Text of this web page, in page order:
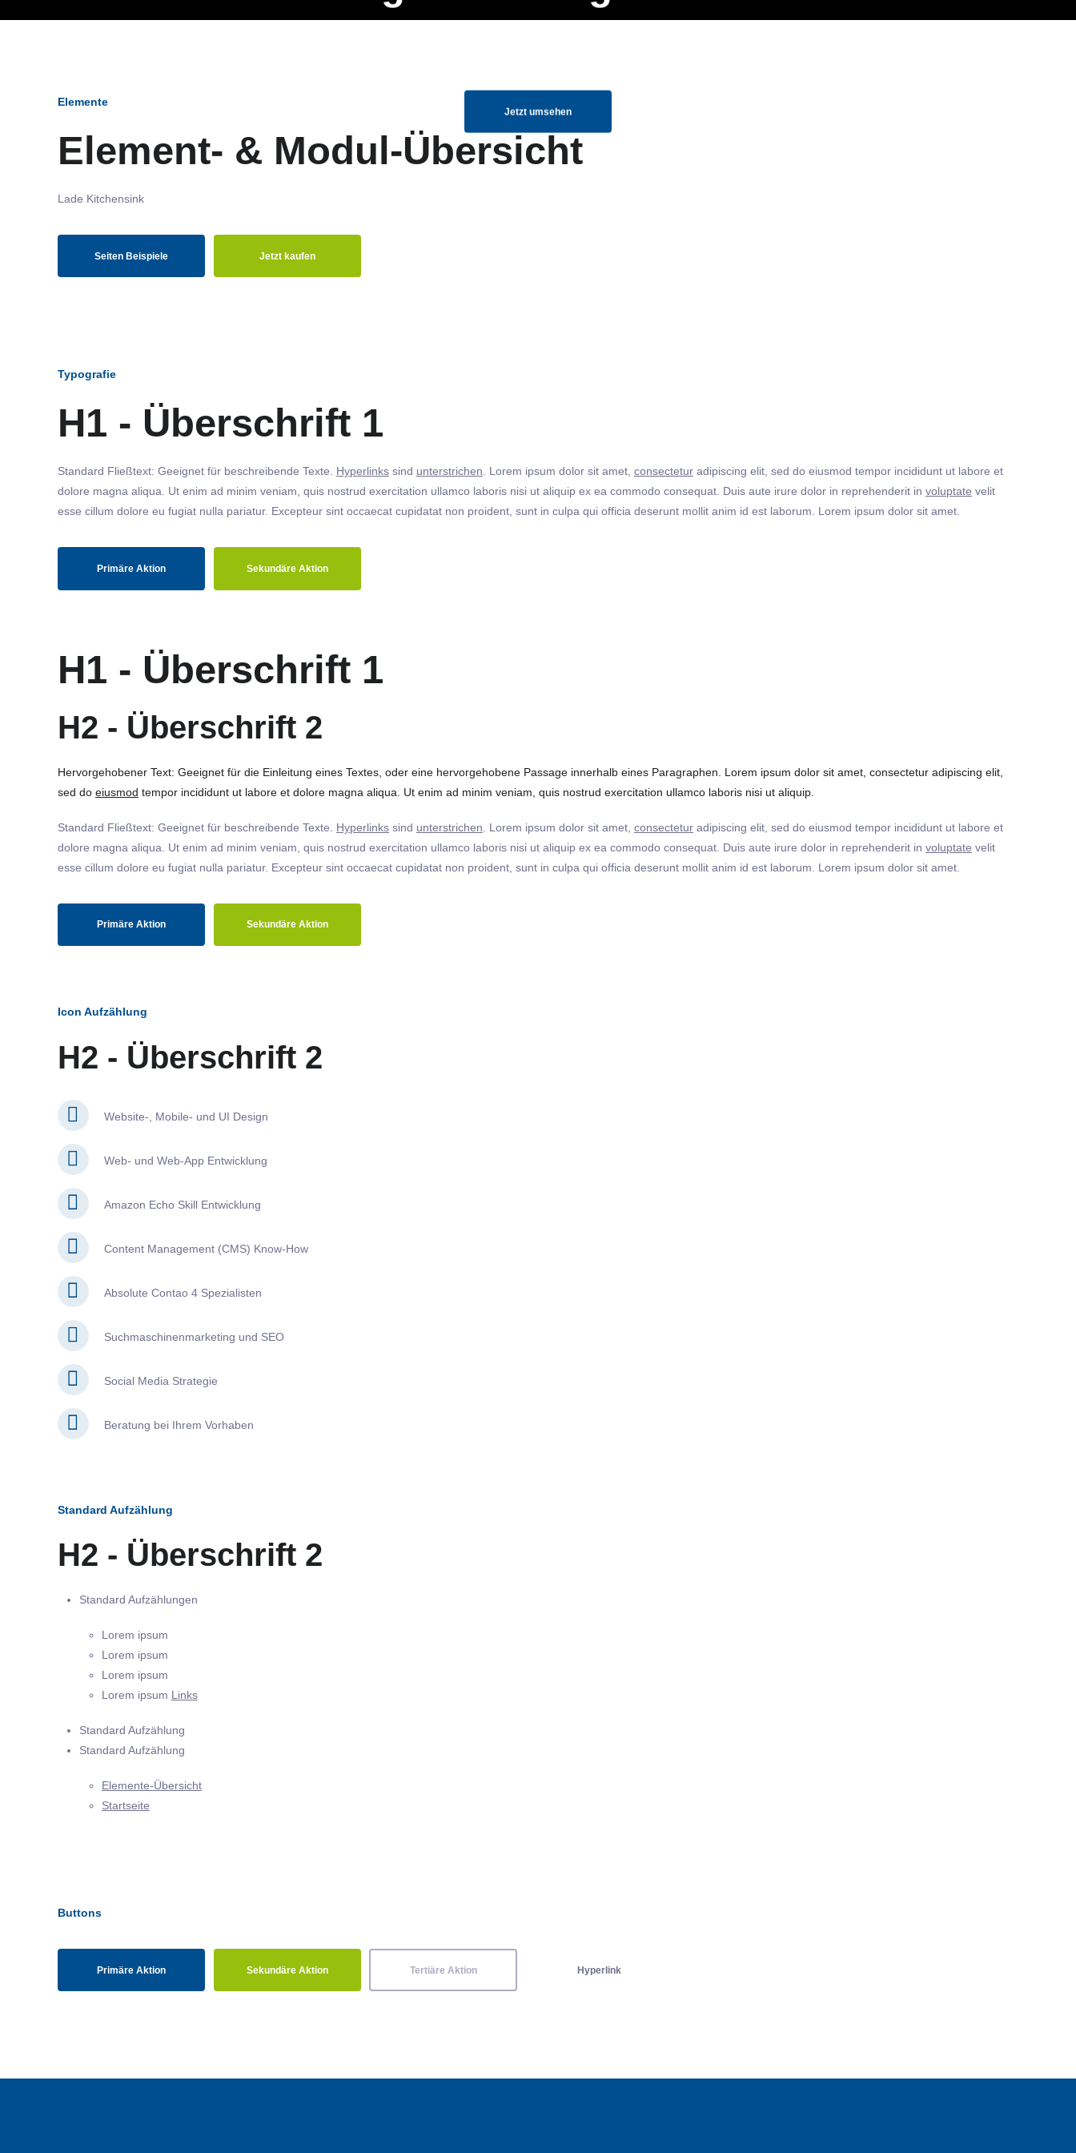
Jetzt umsehen
Elemente
Element- & Modul-Übersicht
Lade Kitchensink
Seiten Beispiele Jetzt kaufen
Typografie
H1 - Überschrift 1
Standard Fließtext: Geeignet für beschreibende Texte. Hyperlinks sind unterstrichen. Lorem ipsum dolor sit amet, consectetur adipiscing elit, sed do eiusmod tempor incididunt ut labore et
dolore magna aliqua. Ut enim ad minim veniam, quis nostrud exercitation ullamco laboris nisi ut aliquip ex ea commodo consequat. Duis aute irure dolor in reprehenderit in voluptate velit
esse cillum dolore eu fugiat nulla pariatur. Excepteur sint occaecat cupidatat non proident, sunt in culpa qui officia deserunt mollit anim id est laborum. Lorem ipsum dolor sit amet.
Primäre Aktion Sekundäre Aktion
H1 - Überschrift 1
H2 - Überschrift 2
Hervorgehobener Text: Geeignet für die Einleitung eines Textes, oder eine hervorgehobene Passage innerhalb eines Paragraphen. Lorem ipsum dolor sit amet, consectetur adipiscing elit,
sed do eiusmod tempor incididunt ut labore et dolore magna aliqua. Ut enim ad minim veniam, quis nostrud exercitation ullamco laboris nisi ut aliquip.
Standard Fließtext: Geeignet für beschreibende Texte. Hyperlinks sind unterstrichen . Lorem ipsum dolor sit amet, consectetur adipiscing elit, sed do eiusmod tempor incididunt ut labore et
dolore magna aliqua. Ut enim ad minim veniam, quis nostrud exercitation ullamco laboris nisi ut aliquip ex ea commodo consequat. Duis aute irure dolor in reprehenderit in voluptate velit
esse cillum dolore eu fugiat nulla pariatur. Excepteur sint occaecat cupidatat non proident, sunt in culpa qui officia deserunt mollit anim id est laborum. Lorem ipsum dolor sit amet.
Primäre Aktion Sekundäre Aktion
Icon Aufzählung
H2 - Überschrift 2
Website-, Mobile- und UI Design
Web- und Web-App Entwicklung
Amazon Echo Skill Entwicklung
Content Management (CMS) Know-How
Absolute Contao 4 Spezialisten
Suchmaschinenmarketing und SEO
Social Media Strategie
Beratung bei Ihrem Vorhaben
Standard Aufzählung
H2 - Überschrift 2
Standard Aufzählungen
Lorem ipsum
Lorem ipsum
Lorem ipsum
Lorem ipsum Links
Standard Aufzählung
Standard Aufzählung
Elemente-Übersicht
Startseite
Buttons
Primäre Aktion Sekundäre Aktion Tertiäre Aktion Hyperlink